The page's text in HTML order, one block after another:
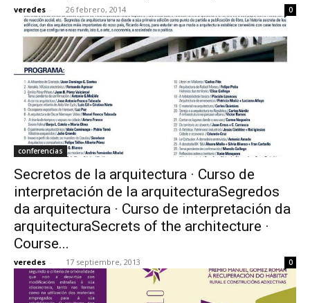
veredes - 26 febrero, 2014 0
conferencias
Secretos de la arquitectura · Curso de
interpretación de la arquitecturaSegredos
da arquitectura · Curso de interpretación da
arquitecturaSecrets of the architecture ·
Course...
veredes - 17 septiembre, 2013 0